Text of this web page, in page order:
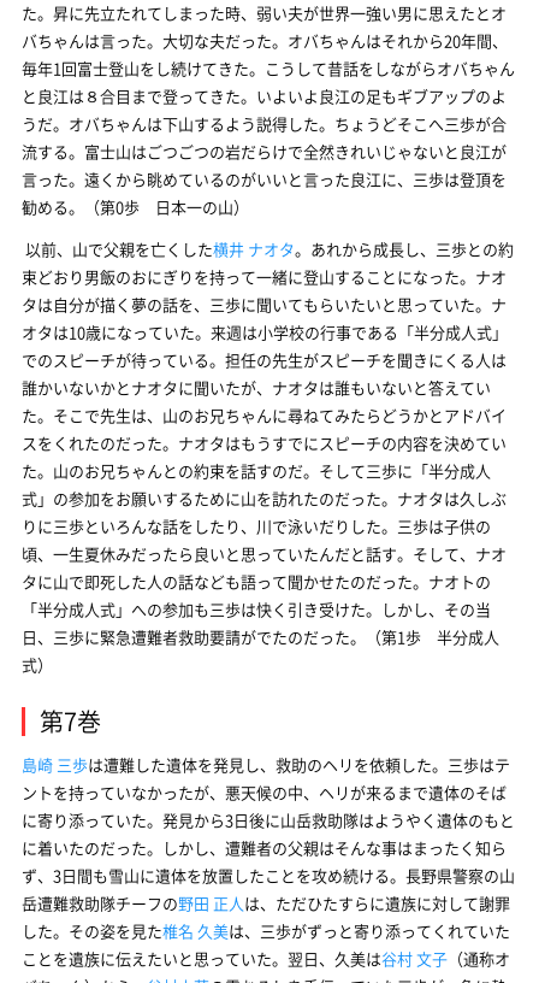
た。昇に先立たれてしまった時、弱い夫が世界一強い男に思えたとオ
バちゃんは言った。大切な夫だった。オバちゃんはそれから20年間、
毎年1回富士登山をし続けてきた。こうして昔話をしながらオバちゃん
と良江は８合目まで登ってきた。いよいよ良江の足もギブアップのよ
うだ。オバちゃんは下山するよう説得した。ちょうどそこへ三歩が合
流する。富士山はごつごつの岩だらけで全然きれいじゃないと良江が
言った。遠くから眺めているのがいいと言った良江に、三歩は登頂を
勧める。（第0歩 日本一の山）
以前、山で父親を亡くした横井 ナオタ。あれから成長し、三歩との約
束どおり男飯のおにぎりを持って一緒に登山することになった。ナオ
タは自分が描く夢の話を、三歩に聞いてもらいたいと思っていた。ナ
オタは10歳になっていた。来週は小学校の行事である「半分成人式」
でのスピーチが待っている。担任の先生がスピーチを聞きにくる人は
誰かいないかとナオタに聞いたが、ナオタは誰もいないと答えてい
た。そこで先生は、山のお兄ちゃんに尋ねてみたらどうかとアドバイ
スをくれたのだった。ナオタはもうすでにスピーチの内容を決めてい
た。山のお兄ちゃんとの約束を話すのだ。そして三歩に「半分成人
式」の参加をお願いするために山を訪れたのだった。ナオタは久しぶ
りに三歩といろんな話をしたり、川で泳いだりした。三歩は子供の
頃、一生夏休みだったら良いと思っていたんだと話す。そして、ナオ
タに山で即死した人の話なども語って聞かせたのだった。ナオトの
「半分成人式」への参加も三歩は快く引き受けた。しかし、その当
日、三歩に緊急遭難者救助要請がでたのだった。（第1歩 半分成人
式）
第7巻
島崎 三歩は遭難した遺体を発見し、救助のヘリを依頼した。三歩はテ
ントを持っていなかったが、悪天候の中、ヘリが来るまで遺体のそば
に寄り添っていた。発見から3日後に山岳救助隊はようやく遺体のもと
に着いたのだった。しかし、遭難者の父親はそんな事はまったく知ら
ず、3日間も雪山に遺体を放置したことを攻め続ける。長野県警察の山
岳遭難救助隊チーフの野田 正人は、ただひたすらに遺族に対して謝罪
した。その姿を見た椎名 久美は、三歩がずっと寄り添ってくれていた
ことを遺族に伝えたいと思っていた。翌日、久美は谷村 文子 （通称オ